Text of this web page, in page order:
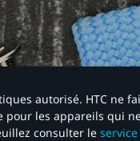
autorisé. HTC ne
les appareils qui
consulter le